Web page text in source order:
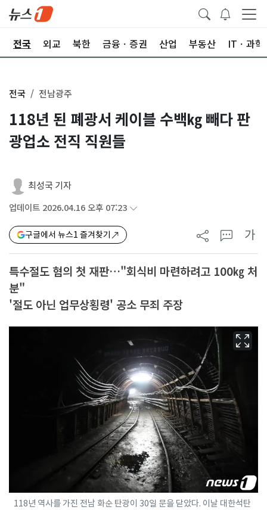
전국 외교 북한 금융ㆍ증권 산업 부동산 ITㆍ과학
전국 전남광주
118년 된 폐광서 케이블 수백㎏ 빼다 판
광업소 전직 직원들
최성국 기자
업데이트 2026.04.16 오후 07:23
구글에서 뉴스1 즐겨찾기 가
특수절도 혐의 첫 재판…"회식비 마련하려고 100㎏ 처
분"
'절도 아닌 업무상횡령' 공소 무죄 주장
118년 역사를 가진 전남 화순 탄광이 30일 문을 닫았다. 이날 대한석탄